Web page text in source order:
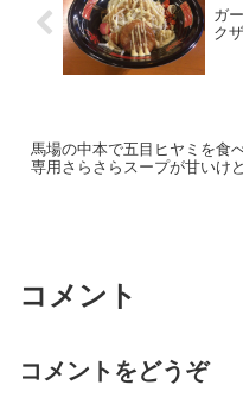
ガ
ク
馬場の中本で五目ヒヤミを食
専用さらさらスープが甘いけ
コメント
コメントをどうぞ